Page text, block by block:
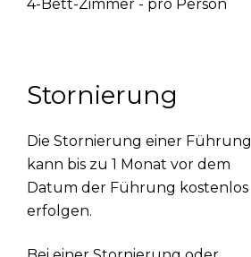
4-Bett-Zimmer - pro Person
Stornierung
Die Stornierung einer Führung
kann bis zu 1 Monat vor dem
Datum der Führung kostenlos
erfolgen.